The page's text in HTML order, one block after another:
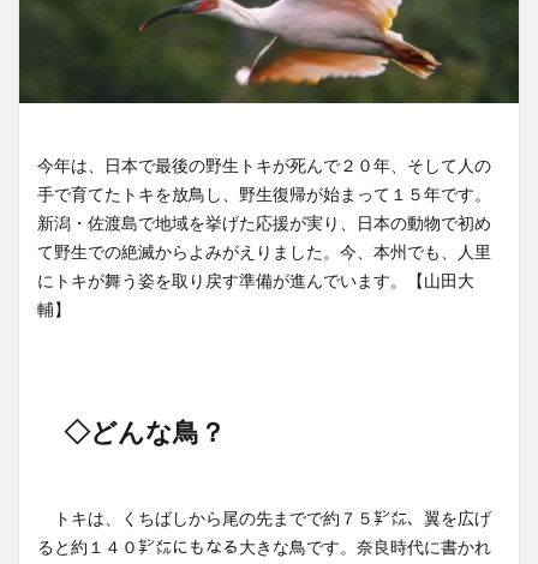
今年は、日本で最後の野生トキが死んで２０年、そして人の
手で育てたトキを放鳥し、野生復帰が始まって１５年です。
新潟・佐渡島で地域を挙げた応援が実り、日本の動物で初め
て野生での絶滅からよみがえりました。今、本州でも、人里
にトキが舞う姿を取り戻す準備が進んでいます。【山田大
輔】
◇どんな鳥？
トキは、くちばしから尾の先までで約７５㌢㍍、翼を広げ
ると約１４０㌢㍍にもなる大きな鳥です。奈良時代に書かれ